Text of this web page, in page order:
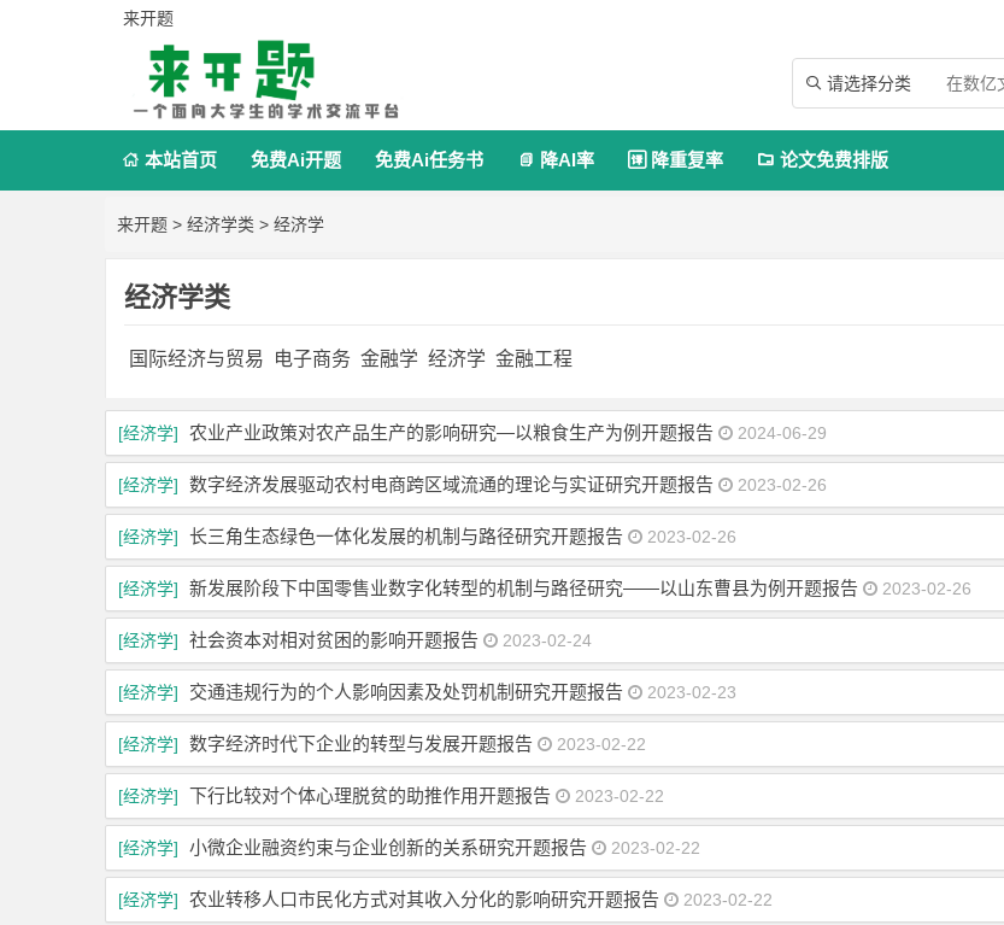
来开题
 请选择分类
 本站首页 免费Ai开题 免费Ai任务书  降AI率  降重复率  论文免费排版
来开题 > 经济学类 > 经济学
经济学类
国际经济与贸易 电子商务 金融学 经济学 金融工程
[经济学] 农业产业政策对农产品生产的影响研究—以粮食生产为例开题报告 2024-06-29
[经济学] 数字经济发展驱动农村电商跨区域流通的理论与实证研究开题报告 2023-02-26
[经济学] 长三角生态绿色一体化发展的机制与路径研究开题报告 2023-02-26
[经济学] 新发展阶段下中国零售业数字化转型的机制与路径研究——以山东曹县为例开题报告 2023-02-26
[经济学] 社会资本对相对贫困的影响开题报告 2023-02-24
[经济学] 交通违规行为的个人影响因素及处罚机制研究开题报告 2023-02-23
[经济学] 数字经济时代下企业的转型与发展开题报告 2023-02-22
[经济学] 下行比较对个体心理脱贫的助推作用开题报告 2023-02-22
[经济学] 小微企业融资约束与企业创新的关系研究开题报告 2023-02-22
[经济学] 农业转移人口市民化方式对其收入分化的影响研究开题报告 2023-02-22